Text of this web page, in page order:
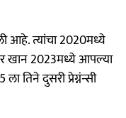
आहे. त्यांचा 2020मध्ये
खान 2023मध्ये आपल्या
तिने दुसरी प्रेग्नंन्सी